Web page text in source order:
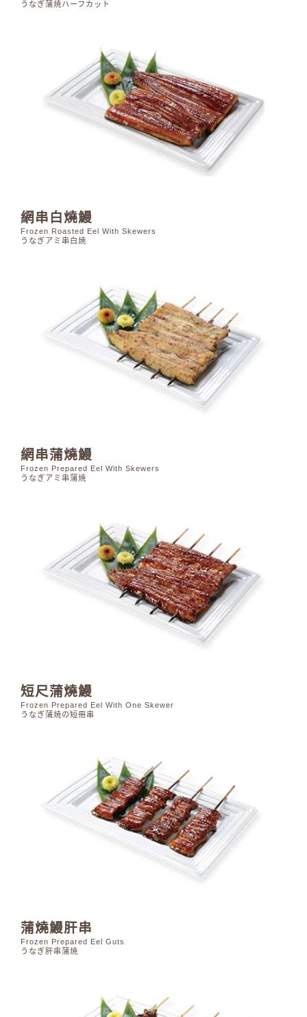
うなぎ蒲焼ハーフカット
網串白燒鰻
Frozen Roasted Eel With Skewers
うなぎアミ串白焼
網串蒲燒鰻
Frozen Prepared Eel With Skewers
うなぎアミ串蒲焼
短尺蒲燒鰻
Frozen Prepared Eel With One Skewer
うなぎ蒲焼の短冊串
蒲燒鰻肝串
Frozen Prepared Eel Guts
うなぎ肝串蒲焼